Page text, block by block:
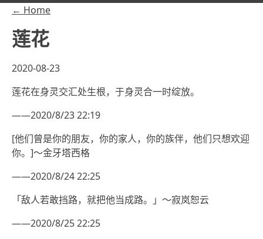
← Home
莲花
2020-08-23
莲花在身灵交汇处生根，于身灵合一时绽放。
——2020/8/23 22:19
[他们曾是你的朋友，你的家人，你的族伴，他们只想欢迎
你。]～金牙塔西格
——2020/8/24 22:25
「敌人若敢挡路，就把他当成路。」～寂岚恕云
——2020/8/25 22:25